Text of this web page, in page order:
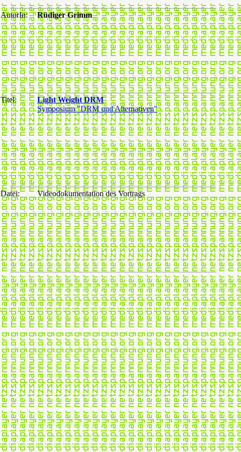
AutorIn: Rüdiger Grimm
Titel:
Light Weight DRM
Symposium "DRM und Alternativen"
Datei: Videodokumentation des Vortrags